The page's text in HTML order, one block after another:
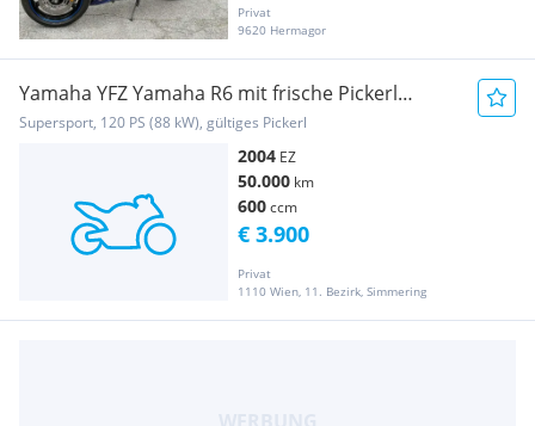
Privat
9620 Hermagor
Yamaha YFZ Yamaha R6 mit frische Pickerl
05.2027
Supersport, 120 PS (88 kW), gültiges Pickerl
2004 EZ
50.000 km
600ccm
Privat
1110 Wien, 11. Bezirk, Simmering
€ 3.900